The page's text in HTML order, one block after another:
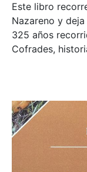
Este libro
Nazareno y
325 años
Cofrades,